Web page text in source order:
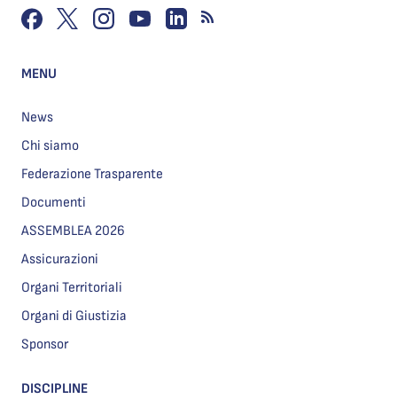
MENU
News
Chi siamo
Federazione Trasparente
Documenti
ASSEMBLEA 2026
Assicurazioni
Organi Territoriali
Organi di Giustizia
Sponsor
DISCIPLINE